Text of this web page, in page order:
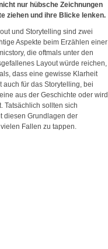
nur hübsche Zeichnungen
ziehen und ihre Blicke lenken.
und Storytelling sind zwei
Aspekte beim Erzählen einer
die oftmals unter den
Layout würde reichen,
dass eine gewisse Klarheit
für das Storytelling, bei
aus der Geschichte oder wird
Tatsächlich sollten sich
diesen Grundlagen der
Fallen zu tappen.